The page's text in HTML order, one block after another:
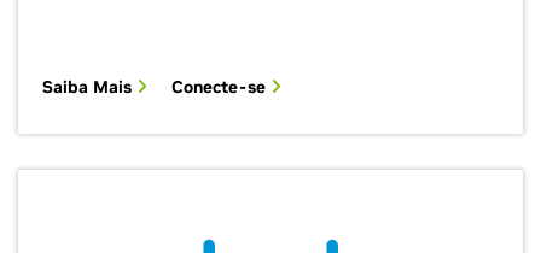
Saiba Mais Conecte-se